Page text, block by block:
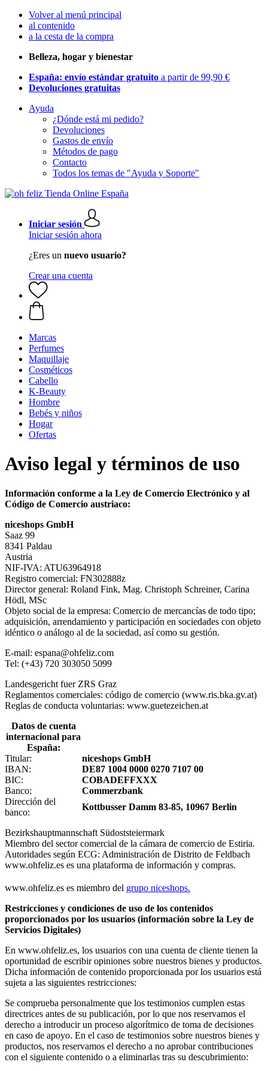
Volver al menú principal
al contenido
a la cesta de la compra
Belleza, hogar y bienestar
España: envío estándar gratuito a partir de 99,90 €
Devoluciones gratuitas
Ayuda
¿Dónde está mi pedido?
Devoluciones
Gastos de envío
Métodos de pago
Contacto
Todos los temas de "Ayuda y Soporte"
Iniciar sesión
Iniciar sesión ahora
¿Eres un nuevo usuario?
Crear una cuenta
Marcas
Perfumes
Maquillaje
Cosméticos
Cabello
K-Beauty
Hombre
Bebés y niños
Hogar
Ofertas
Aviso legal y términos de uso
Información conforme a la Ley de Comercio Electrónico y al
Código de Comercio austriaco:
niceshops GmbH
Saaz 99
8341 Paldau
Austria
NIF-IVA: ATU63964918
Registro comercial: FN302888z
Director general: Roland Fink, Mag. Christoph Schreiner, Carina
Hödl, MSc
Objeto social de la empresa: Comercio de mercancías de todo tipo;
adquisición, arrendamiento y participación en sociedades con objeto
idéntico o análogo al de la sociedad, así como su gestión.
E-mail: espana@ohfeliz.com
Tel: (+43) 720 303050 5099
Landesgericht fuer ZRS Graz
Reglamentos comerciales: código de comercio (www.ris.bka.gv.at)
Reglas de conducta voluntarias: www.guetezeichen.at
Datos de cuenta
internacional para
España:
Titular:
niceshops GmbH
IBAN:
DE87 1004 0000 0270 7107 00
BIC:
COBADEFFXXX
Banco:
Commerzbank
Dirección del
banco:
Kottbusser Damm 83-85, 10967 Berlin
Bezirkshauptmannschaft Südoststeiermark
Miembro del sector comercial de la cámara de comercio de Estiria.
Autoridades según ECG: Administración de Distrito de Feldbach
www.ohfeliz.es es una plataforma de información y compras.
www.ohfeliz.es es miembro del grupo niceshops.
Restricciones y condiciones de uso de los contenidos
proporcionados por los usuarios (información sobre la Ley de
Servicios Digitales)
En www.ohfeliz.es, los usuarios con una cuenta de cliente tienen la
oportunidad de escribir opiniones sobre nuestros bienes y productos.
Dicha información de contenido proporcionada por los usuarios está
sujeta a las siguientes restricciones:
Se comprueba personalmente que los testimonios cumplen estas
directrices antes de su publicación, por lo que nos reservamos el
derecho a introducir un proceso algorítmico de toma de decisiones
en caso de apoyo. En el caso de testimonios sobre nuestros bienes y
productos, nos reservamos el derecho a no aprobar contribuciones
con el siguiente contenido o a eliminarlas tras su descubrimiento: